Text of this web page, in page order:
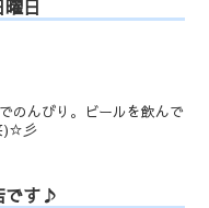
日
のんびり。ビールを飲んで
)☆彡
です♪